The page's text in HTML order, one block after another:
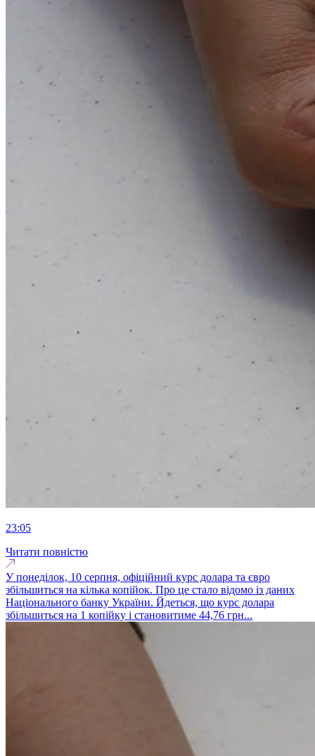
23:05
Читати повністю
У понеділок, 10 серпня, офіційний курс долара та євро
збільшиться на кілька копійок. Про це стало відомо із даних
Національного банку України. Йдеться, що курс долара
збільшиться на 1 копійку і становитиме 44,76 грн...